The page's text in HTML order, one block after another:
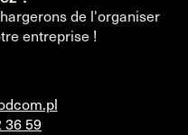
de l'organiser
entreprise !
36 59